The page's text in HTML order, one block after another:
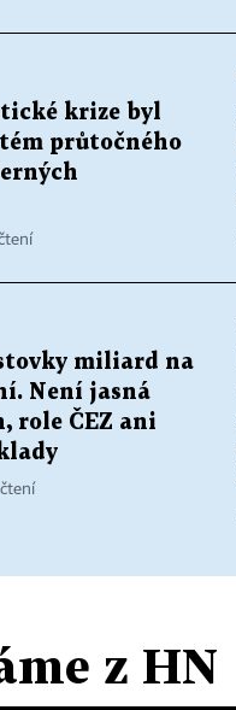
krize byl
průtočného
miliard na
Není jasná
role ČEZ ani
z HN